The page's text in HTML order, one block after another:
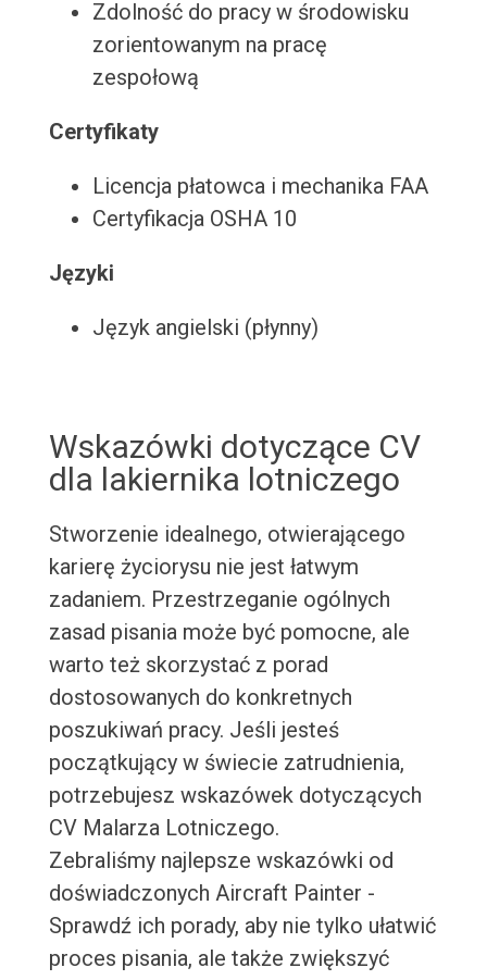
Zdolność do pracy w środowisku
zorientowanym na pracę
zespołową
Certyfikaty
Licencja płatowca i mechanika FAA
Certyfikacja OSHA 10
Języki
Język angielski (płynny)
Wskazówki dotyczące CV
dla lakiernika lotniczego
Stworzenie idealnego, otwierającego
karierę życiorysu nie jest łatwym
zadaniem. Przestrzeganie ogólnych
zasad pisania może być pomocne, ale
warto też skorzystać z porad
dostosowanych do konkretnych
poszukiwań pracy. Jeśli jesteś
początkujący w świecie zatrudnienia,
potrzebujesz wskazówek dotyczących
CV Malarza Lotniczego.
Zebraliśmy najlepsze wskazówki od
doświadczonych Aircraft Painter -
Sprawdź ich porady, aby nie tylko ułatwić
proces pisania, ale także zwiększyć